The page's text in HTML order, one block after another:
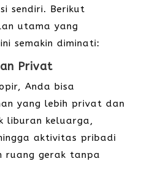
sendiri. Berikut
utama yang
semakin diminati:
Privat
Anda bisa
yang lebih privat dan
liburan keluarga,
aktivitas pribadi
ruang gerak tanpa